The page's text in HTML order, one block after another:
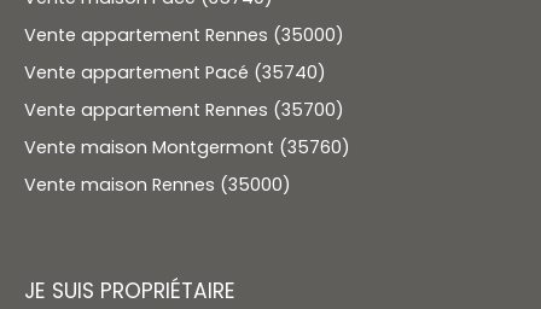
Vente appartement Rennes (35000)
Vente appartement Pacé (35740)
Vente appartement Rennes (35700)
Vente maison Montgermont (35760)
Vente maison Rennes (35000)
JE SUIS PROPRIÉTAIRE